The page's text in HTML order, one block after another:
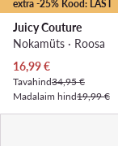
extra -25% Kood: LAST
Juicy Couture
Nokamüts · Roosa
Praegune hind
16,99€
Tavahind34,95 €
Madalaim hind19,99 €